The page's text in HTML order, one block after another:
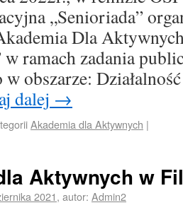
„Senioriada”
Dla
ramach zadania
obszarze:
dalej →
Akademia dla Aktywnych |
Aktywnych w
2021, autor: Admin2